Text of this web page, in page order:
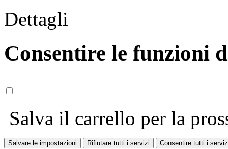
Dettagli
Consentire le funzioni
Salva il carrello per la
Salvare le impostazioni Rifiutare tutti i servizi Consentire tutti i